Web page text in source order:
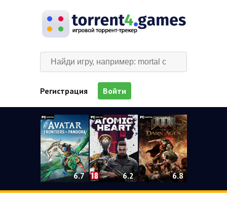
Регистрация Войти
6.7 6.2 6.8